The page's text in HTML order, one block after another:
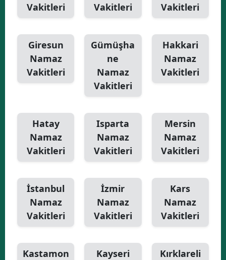
Vakitleri
Vakitleri
Vakitleri
Giresun
Namaz
Vakitleri
Gümüşha
ne
Namaz
Vakitleri
Hakkari
Namaz
Vakitleri
Hatay
Namaz
Vakitleri
Isparta
Namaz
Vakitleri
Mersin
Namaz
Vakitleri
İstanbul
Namaz
Vakitleri
İzmir
Namaz
Vakitleri
Kars
Namaz
Vakitleri
Kastamon
Kayseri
Kırklareli